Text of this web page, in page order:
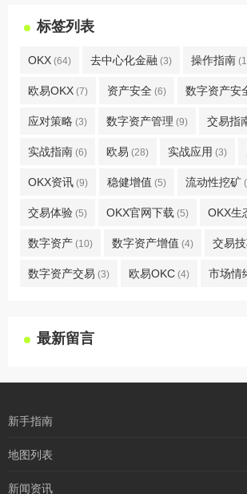
标签列表
OKX (64) 去中心化金融 (3) 操作指南
欧易OKX (7) 资产安全 (6) 数字资产安
应对策略 (3) 数字资产管理 (9) 交易指
实战指南 (6) 欧易 (28) 实战应用 (3)
OKX资讯 (9) 稳健增值 (5) 流动性挖矿
交易体验 (5) OKX官网下载 (5) OKX生
数字资产 (10) 数字资产增值 (4) 交易
数字资产交易 (3) 欧易OKC (4) 市场情
最新留言
新手指南
购买流程
地图列表
最新文章
新闻资讯